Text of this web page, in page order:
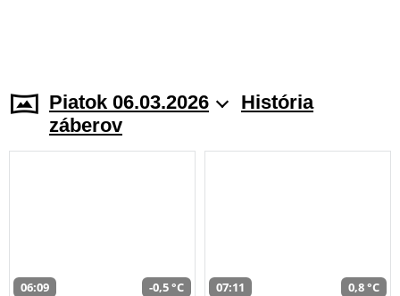
Piatok 06.03.2026
História
záberov
06:09 -0,5 °C 07:11 0,8 °C